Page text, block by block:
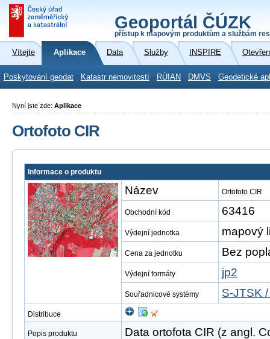
Geoportál ČÚZK
přístup k mapovým produktům a službám
Vítejte Aplikace Data Služby INSPIRE
Poskytování geodat Katastr nemovitostí RÚIAN DMVS Geodetické
Nyní jste zde: Aplikace
Ortofoto CIR
Informace o produktu
Název Ortofoto CIR
Obchodní kód 63416
Výdejní jednotka mapový
Cena za jednotku Bez
Výdejní formáty jp2
Souřadnicové systémy S-JTSK
Distribuce
Popis produktu
Data ortofota CIR (z angl.